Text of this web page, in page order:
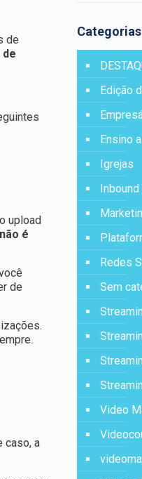
de
upload
é
de
caso, a
Categorias
Edição
Ensino
Igrejas
Redes
Sem
Video